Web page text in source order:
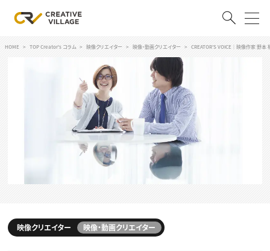
ログイン 会員登録
クリエイター求人を探す
CREATIVE JOB求人検索
採用説明会
スキルアップしたい！
HOME TOP Creator's コラム 映像クリエイター 映像・動画クリエイター CREATOR’S VOICE｜映像作家 野本
映像クリエイター 映像・動画クリエイター